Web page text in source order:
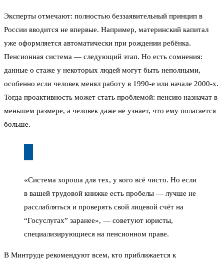
Эксперты отмечают: полностью беззаявительный принцип в
России вводится не впервые. Например, материнский капитал
уже оформляется автоматически при рождении ребёнка.
Пенсионная система — следующий этап. Но есть сомнения:
данные о стаже у некоторых людей могут быть неполными,
особенно если человек менял работу в 1990-е или начале 2000-х.
Тогда проактивность может стать проблемой: пенсию назначат в
меньшем размере, а человек даже не узнает, что ему полагается
больше.
«Система хороша для тех, у кого всё чисто. Но если
в вашей трудовой книжке есть пробелы — лучше не
расслабляться и проверять свой лицевой счёт на
“Госуслугах” заранее», — советуют юристы,
специализирующиеся на пенсионном праве.
В Минтруде рекомендуют всем, кто приближается к